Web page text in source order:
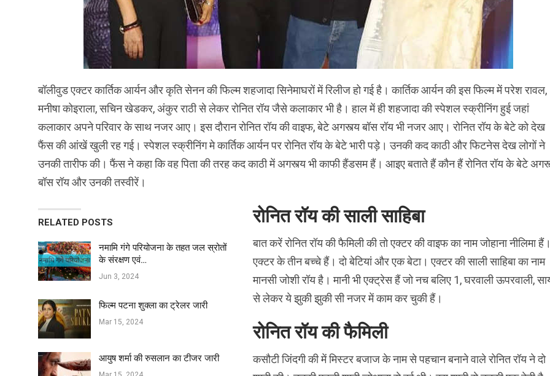
बॉलीवुड एक्टर कार्तिक आर्यन और कृति सेनन की फिल्म शहजादा सिनेमाघरों में रिलीज हो गई है। कार्तिक आर्यन की इस फिल्म में परेश रावल,
मनीषा कोइराला, सचिन खेडकर, अंकुर राठी से लेकर रोनित रॉय जैसे कलाकार भी है। हाल में ही शहजादा की स्पेशल स्क्रीनिंग हुई जहां
कलाकार अपने परिवार के साथ नजर आए। इस दौरान रोनित रॉय की वाइफ, बेटे अगस्त्य बॉस रॉय भी नजर आए। रोनित रॉय के बेटे को देख
फैंस की आंखें खुली रह गई। स्पेशल स्क्रीनिंग मे कार्तिक आर्यन पर रोनित रॉय के बेटे भारी पड़े। उनकी कद काठी और फिटनेस देख लोगों ने
उनकी तारीफ की। फैंस ने कहा कि वह पिता की तरह कद काठी में अगस्त्य भी काफी हैंडसम हैं। आइए बताते हैं कौन हैं रोनित रॉय के बेटे
बॉस रॉय और उनकी तस्वीरें।
RELATED POSTS
नमामि गंगे परियोजना के तहत जल स्रोतों
के संरक्षण एवं…
Jun 3, 2024
फिल्‍म पटना शुक्ला का ट्रेलर जारी
Mar 15, 2024
आयुष शर्मा की रुसलान का टीजर जारी
रोनित रॉय की साली साहिबा
बात करें रोनित रॉय की फैमिली की तो एक्टर की वाइफ का नाम जोहाना नीलिमा
एक्टर के तीन बच्चे हैं। दो बेटियां और एक बेटा। एक्टर की साली साहिबा का नाम
मानसी जोशी रॉय है। मानी भी एक्ट्रेस हैं जो नच बलिए 1, घरवाली ऊपरवाली,
से लेकर ये झुकी झुकी सी नजर में काम कर चुकी हैं।
रोनित रॉय की फैमिली
कसौटी जिंदगी की में मिस्टर बजाज के नाम से पहचान बनाने वाले रोनित रॉय ने दो